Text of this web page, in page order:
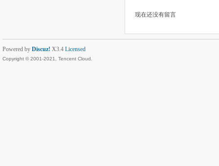
现在还没有留言
Powered by Discuz! X3.4 Licensed
Copyright © 2001-2021, Tencent Cloud.